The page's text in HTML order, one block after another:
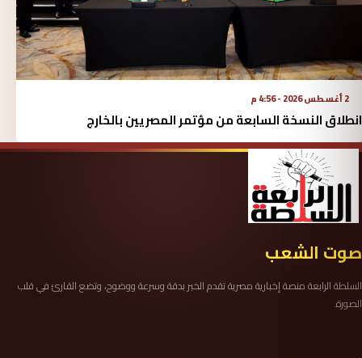
2 أغسطس 2026 - 4:56 م
انطلاق النسخة السابعة من مؤتمر المصريين بالخارج
صوت الشعب
السلطة الرابعة منصة إخبارية مصرية تقدم الخبر بدقة وسرعة ووضوح، وتضع القارئ في قلب
الصورة.